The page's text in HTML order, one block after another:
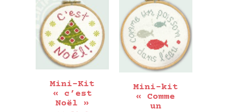
AJOUTER AU
PANIER
Mini-Kit
« c’est
Noël »
AJOUTER AU
Mini-kit
« Comme
un